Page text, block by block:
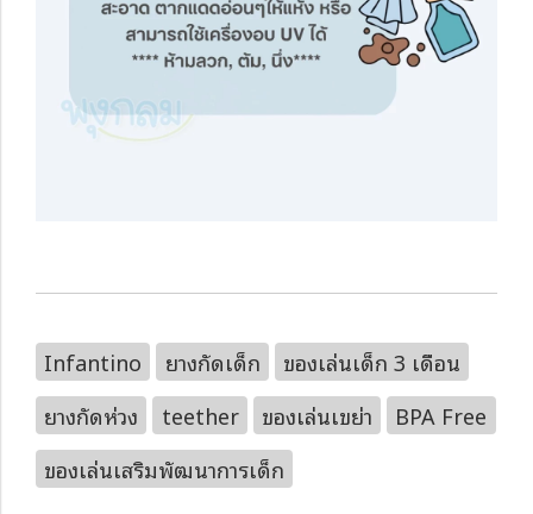
Infantino ยางกัดเด็ก
ของเล่นเด็ก 3 เดือน
ยางกัดห่วง
teether ของเล่นเขย่า
BPA Free
ของเล่นเสริมพัฒนาการเด็ก